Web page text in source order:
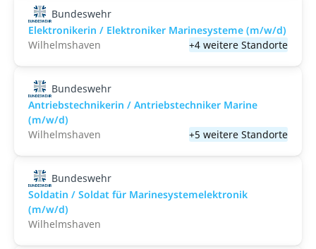
Bundeswehr
Elektronikerin / Elektroniker Marinesysteme (m/w/d)
Wilhelmshaven
+4 weitere Standorte
Bundeswehr
Antriebstechnikerin / Antriebstechniker Marine
(m/w/d)
Wilhelmshaven
+5 weitere Standorte
Bundeswehr
Soldatin / Soldat für Marine­system­elektronik
(m/w/d)
Wilhelmshaven